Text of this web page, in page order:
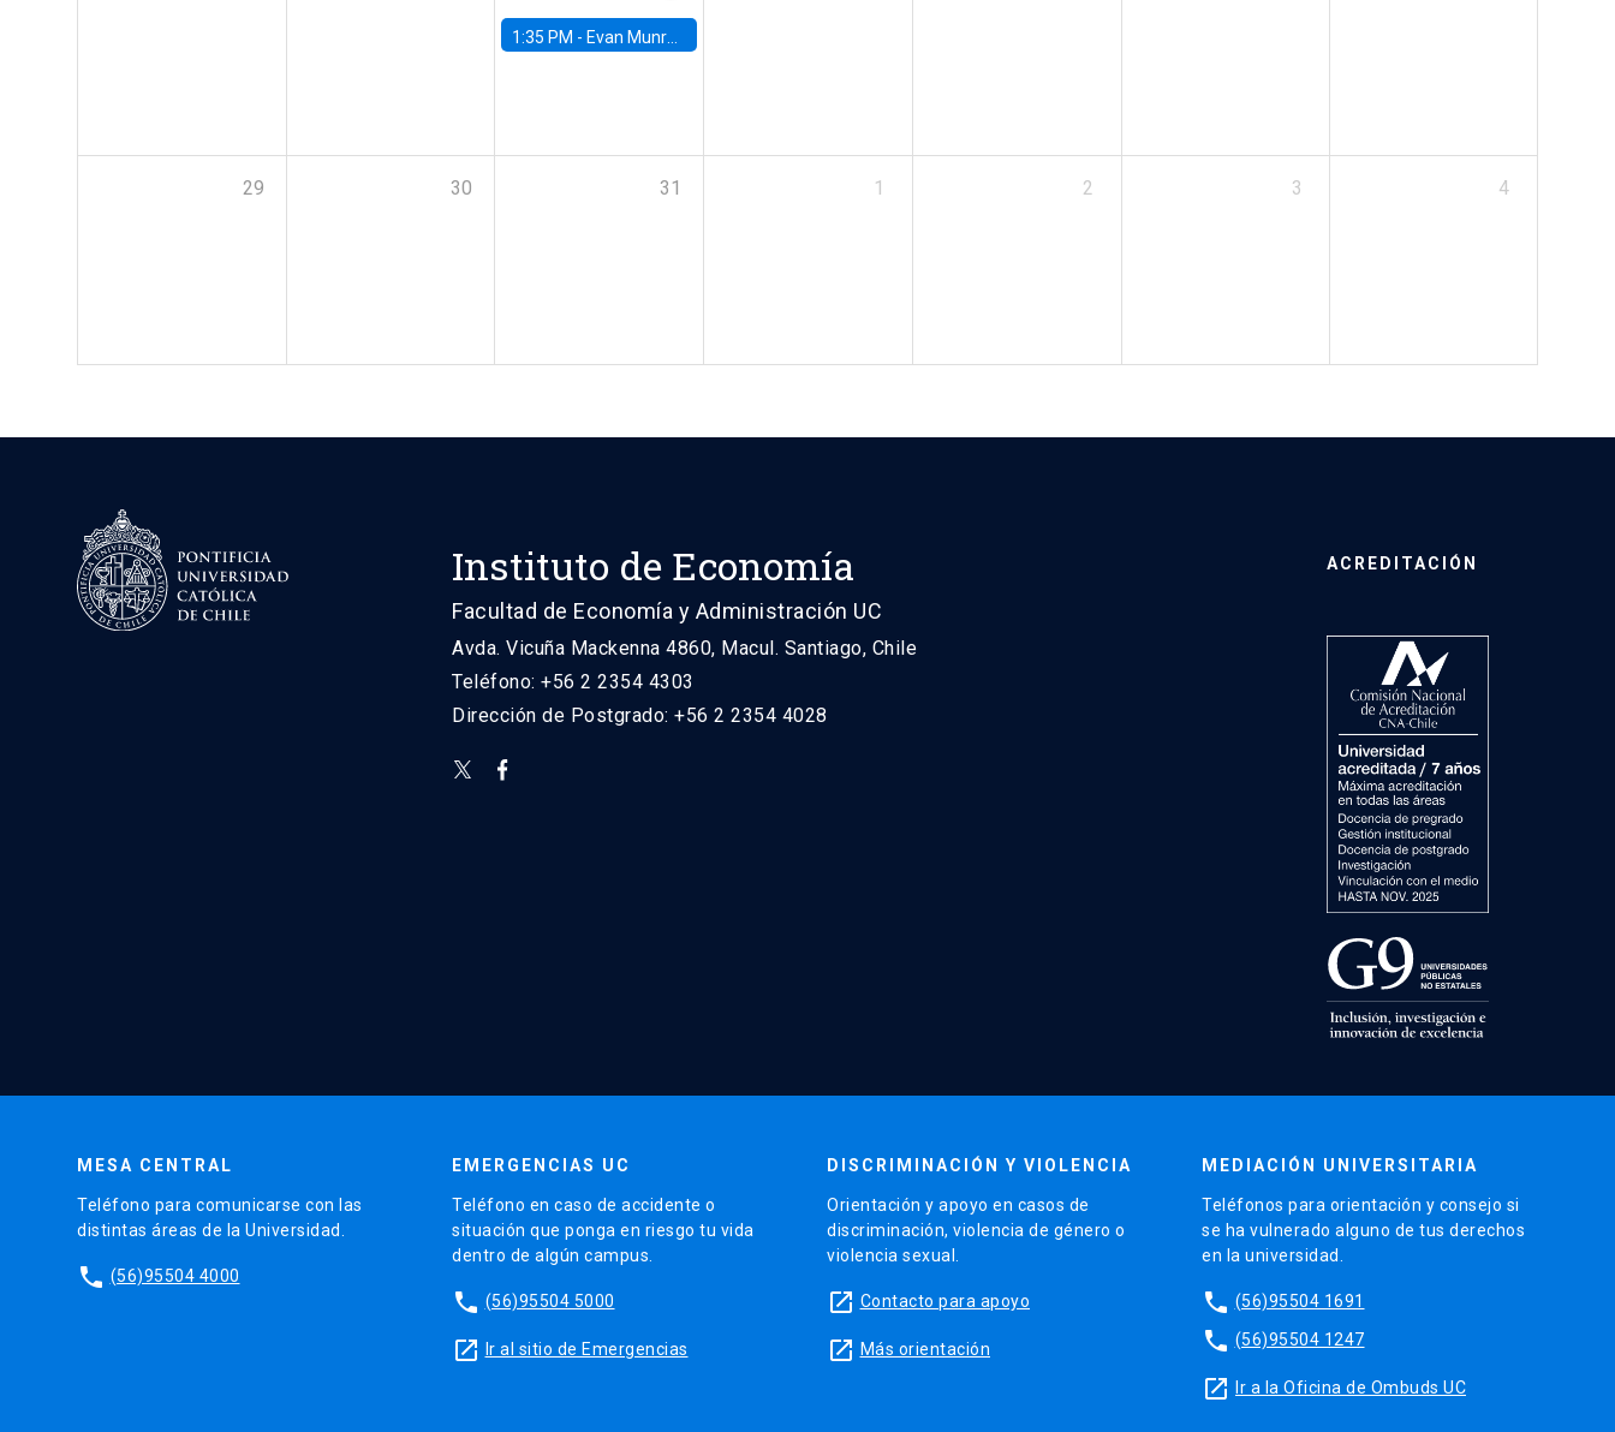
1:35 PM - Evan Munro, Neyman Visiting Assistant Professor in the Department of Statistics at UC Berkeley
29 30 31 1 2 3 4
Instituto de Economía
Facultad de Economía y Administración UC
Avda. Vicuña Mackenna 4860, Macul. Santiago, Chile
Teléfono: +56 2 2354 4303
Dirección de Postgrado: +56 2 2354 4028
ACREDITACIÓN
MESA CENTRAL
Teléfono para comunicarse con las
distintas áreas de la Universidad.
phone (56)95504 4000
EMERGENCIAS UC
Teléfono en caso de accidente o
situación que ponga en riesgo tu vida
dentro de algún campus.
phone (56)95504 5000
launch Ir al sitio de Emergencias
DISCRIMINACIÓN Y VIOLENCIA
Orientación y apoyo en casos de
discriminación, violencia de género o
violencia sexual.
launch Contacto para apoyo
launch Más orientación
MEDIACIÓN UNIVERSITARIA
Teléfonos para orientación y consejo si
se ha vulnerado alguno de tus derechos
en la universidad.
phone (56)95504 1691
phone (56)95504 1247
launch Ir a la Oficina de Ombuds UC